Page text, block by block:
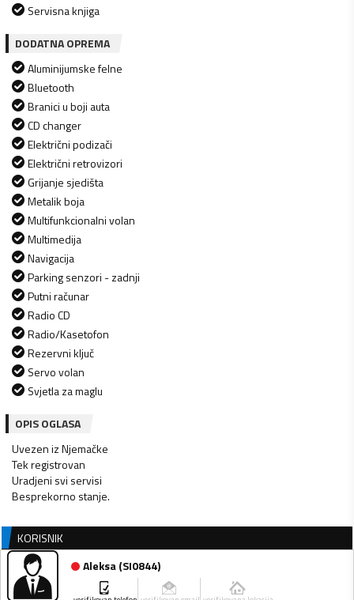
Servisna knjiga
DODATNA OPREMA
Aluminijumske felne
Bluetooth
Branici u boji auta
CD changer
Električni podizači
Električni retrovizori
Grijanje sjedišta
Metalik boja
Multifunkcionalni volan
Multimedija
Navigacija
Parking senzori - zadnji
Putni računar
Radio CD
Radio/Kasetofon
Rezervni ključ
Servo volan
Svjetla za maglu
OPIS OGLASA
Uvezen iz Njemačke
Tek registrovan
Uradjeni svi servisi
Besprekorno stanje.
KORISNIK
Aleksa(SI0844)